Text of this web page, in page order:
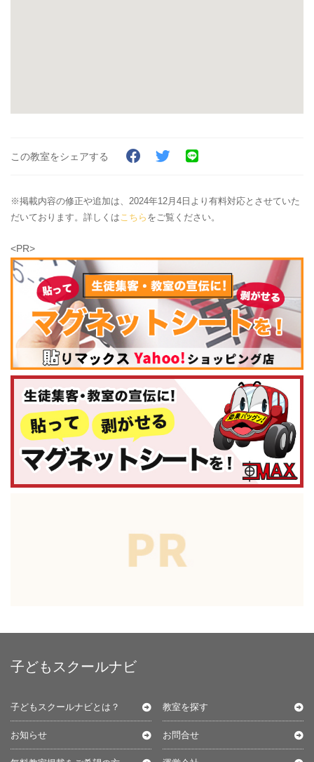
この教室をシェアする
※掲載内容の修正や追加は、2024年12月4日より有料対応とさせていた
だいております。詳しくは こちら をご覧ください。
<PR>
子どもスクールナビ
子どもスクールナビとは？ 教室を探す
お知らせ お問合せ